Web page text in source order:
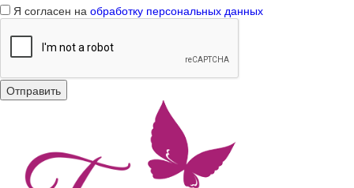
Я согласен на обработку персональных данных